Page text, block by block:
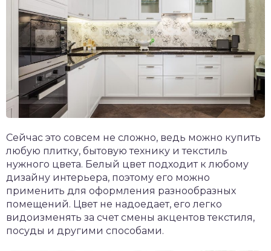
Сейчас это совсем не сложно, ведь можно купить
любую плитку, бытовую технику и текстиль
нужного цвета. Белый цвет подходит к любому
дизайну интерьера, поэтому его можно
применить для оформления разнообразных
помещений. Цвет не надоедает, его легко
видоизменять за счет смены акцентов текстиля,
посуды и другими способами.